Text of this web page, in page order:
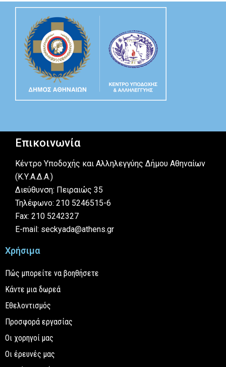
Επικοινωνία
Κέντρο Υποδοχής και Αλληλεγγύης Δήμου Αθηναίων
(Κ.Υ.Α.Δ.Α.)
Διεύθυνση: Πειραιώς 35
Τηλέφωνο: 210 5246515-6
Fax: 210 5242327
E-mail: seckyada@athens.gr
Χρήσιμα
Πώς μπορείτε να βοηθήσετε
Κάντε μια δωρεά
Εθελοντισμός
Προσφορά εργασίας
Οι χορηγοί μας
Οι έρευνές μας